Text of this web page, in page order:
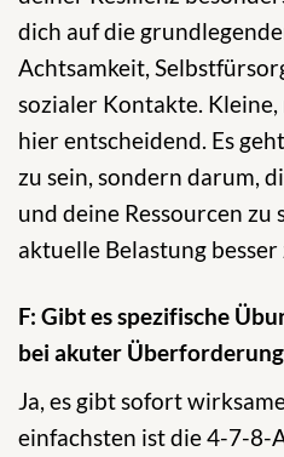
dich auf die
Achtsamkeit,
sozialer Kontakte.
hier entscheidend. Es
zu sein, sondern darum,
und deine Ressourcen zu
aktuelle Belastung
F: Gibt es spezifische
bei akuter
Ja, es gibt sofort
einfachsten ist die 4-7-8-